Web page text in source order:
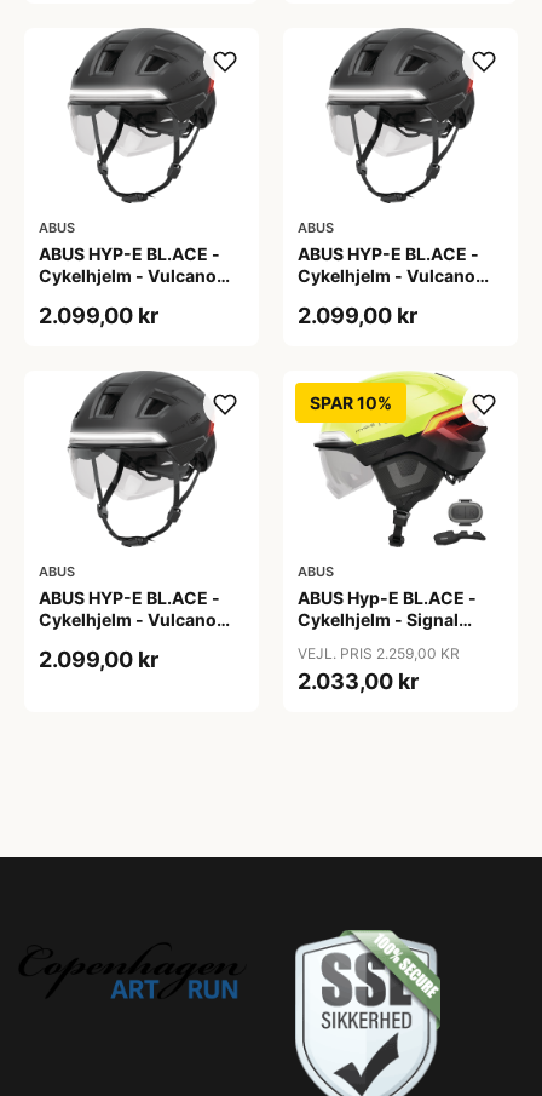
ABUS
ABUS HYP-E BL.ACE -
Cykelhjelm - Vulcano
2.099,00 kr
ABUS
ABUS HYP-E BL.ACE -
Cykelhjelm - Vulcano
2.099,00 kr
ABUS
ABUS HYP-E BL.ACE -
Cykelhjelm - Vulcano
2.099,00 kr
SPAR 10%
ABUS
ABUS Hyp-E BL.ACE -
Cykelhjelm - Signal
VEJL. PRIS 2.259,00 KR
2.033,00 kr